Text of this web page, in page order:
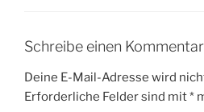
Schreibe einen Kommentar
Deine E-Mail-Adresse wird
Erforderliche Felder sind mit*